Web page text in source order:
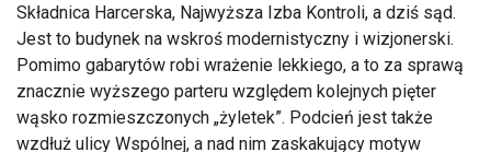
Składnica Harcerska, Najwyższa Izba Kontroli, a dziś sąd.
Jest to budynek na wskroś modernistyczny i wizjonerski.
Pomimo gabarytów robi wrażenie lekkiego, a to za sprawą
znacznie wyższego parteru względem kolejnych pięter
wąsko rozmieszczonych „żyletek”. Podcień jest także
wzdłuż ulicy Wspólnej, a nad nim zaskakujący motyw